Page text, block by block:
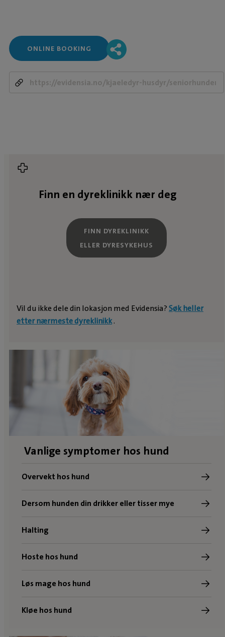
ONLINE BOOKING
-
Finn en dyreklinikk nær deg
FINN DYREKLINIKK
ELLER DYRESYKEHUS
Vil du ikke dele din lokasjon med Evidensia?Søk heller
etter nærmeste dyreklinikk.
Vanlige symptomer hos hund
Overvekt hos hund
Dersom hunden din drikker eller tisser mye
Halting
Hoste hos hund
Løs mage hos hund
Kløe hos hund